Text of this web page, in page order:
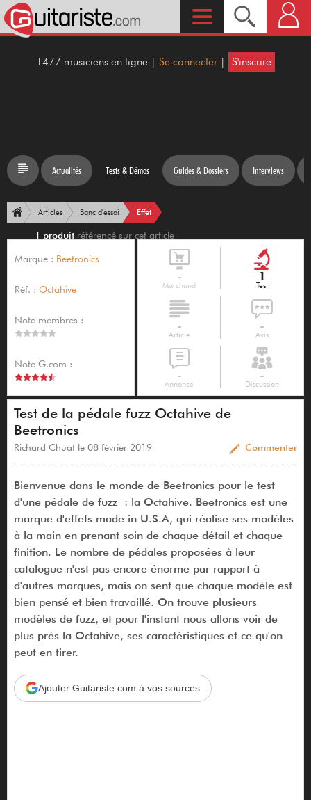
1477 musiciens en ligne | Se connecter | S'inscrire
Actualités Tests & Démos Guides & Dossiers Interviews
Articles Banc d'essai Effet
1 produit référencé sur cet article
Marque : Beetronics
Réf. : Octahive
Note membres :
Note G.com :
-
Marchand
1
Test
-
Article
-
Avis
-
Annonce
-
Discussion
Test de la pédale fuzz Octahive de
Beetronics
Richard Chuat le 08 février 2019 Commenter
Bienvenue dans le monde de Beetronics pour le test
d'une pédale de fuzz : la Octahive. Beetronics est une
marque d'effets made in U.S.A, qui réalise ses modèles
à la main en prenant soin de chaque détail et chaque
finition. Le nombre de pédales proposées à leur
catalogue n'est pas encore énorme par rapport à
d'autres marques, mais on sent que chaque modèle est
bien pensé et bien travaillé. On trouve plusieurs
modèles de fuzz, et pour l'instant nous allons voir de
plus près la Octahive, ses caractéristiques et ce qu'on
peut en tirer.
Ajouter Guitariste.com à vos sources